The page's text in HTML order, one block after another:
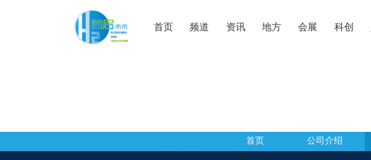
首页 频道 资讯 地方 会展 科创
首页 公司介绍